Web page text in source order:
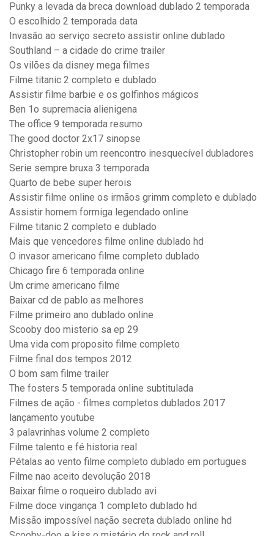
Punky a levada da breca download dublado 2 temporada
O escolhido 2 temporada data
Invasão ao serviço secreto assistir online dublado
Southland – a cidade do crime trailer
Os vilões da disney mega filmes
Filme titanic 2 completo e dublado
Assistir filme barbie e os golfinhos mágicos
Ben 1o supremacia alienigena
The office 9 temporada resumo
The good doctor 2x17 sinopse
Christopher robin um reencontro inesquecível dubladores
Serie sempre bruxa 3 temporada
Quarto de bebe super herois
Assistir filme online os irmãos grimm completo e dublado
Assistir homem formiga legendado online
Filme titanic 2 completo e dublado
Mais que vencedores filme online dublado hd
O invasor americano filme completo dublado
Chicago fire 6 temporada online
Um crime americano filme
Baixar cd de pablo as melhores
Filme primeiro ano dublado online
Scooby doo misterio sa ep 29
Uma vida com proposito filme completo
Filme final dos tempos 2012
O bom sam filme trailer
The fosters 5 temporada online subtitulada
Filmes de ação - filmes completos dublados 2017
lançamento youtube
3 palavrinhas volume 2 completo
Filme talento e fé historia real
Pétalas ao vento filme completo dublado em portugues
Filme nao aceito devolução 2018
Baixar filme o roqueiro dublado avi
Filme doce vingança 1 completo dublado hd
Missão impossível nação secreta dublado online hd